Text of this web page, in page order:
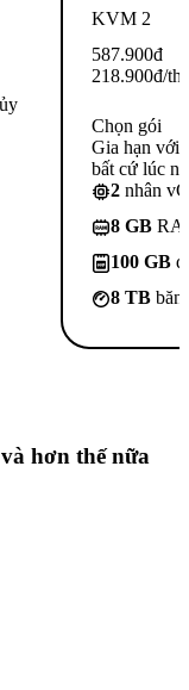
KVM 2
587.900đ
218.900đ/th
Chọn gói
Gia hạn với
bất cứ lúc
2 nhân
8 GB
100 GB
8 TB
và hơn thế nữa